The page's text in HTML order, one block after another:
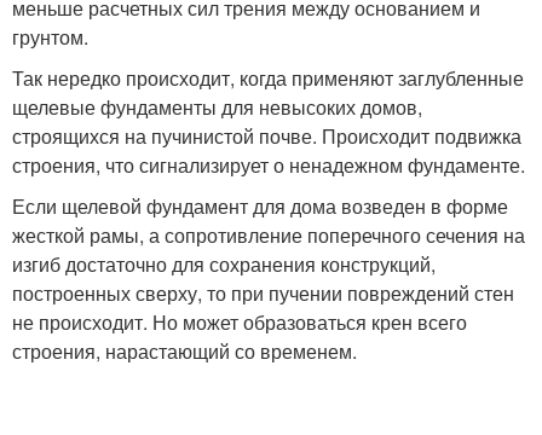
меньше расчетных сил трения между основанием и
грунтом.
Так нередко происходит, когда применяют заглубленные
щелевые фундаменты для невысоких домов,
строящихся на пучинистой почве. Происходит подвижка
строения, что сигнализирует о ненадежном фундаменте.
Если щелевой фундамент для дома возведен в форме
жесткой рамы, а сопротивление поперечного сечения на
изгиб достаточно для сохранения конструкций,
построенных сверху, то при пучении повреждений стен
не происходит. Но может образоваться крен всего
строения, нарастающий со временем.